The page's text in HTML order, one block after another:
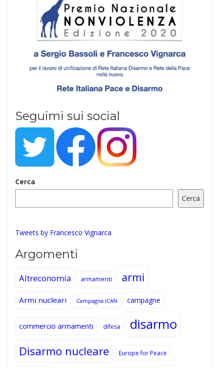
Seguimi sui social
Cerca
Cerca
Tweets by Francesco Vignarca
Argomenti
Altreconomia armamenti armi
Armi nucleari Campagna ICAN campagne
commercio armamenti difesa disarmo
Disarmo nucleare Europe for Peace